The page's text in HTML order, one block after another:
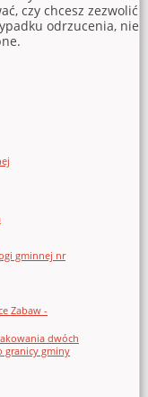
gminnej nr
Zabaw -
dwóch
granicy gminy
czy chcesz zezwolić
odrzucenia, nie